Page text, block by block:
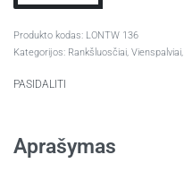
LONTW 136
Kategorijos: Rankšluosčiai, Vienspalviai,
PASIDALITI
Aprašymas